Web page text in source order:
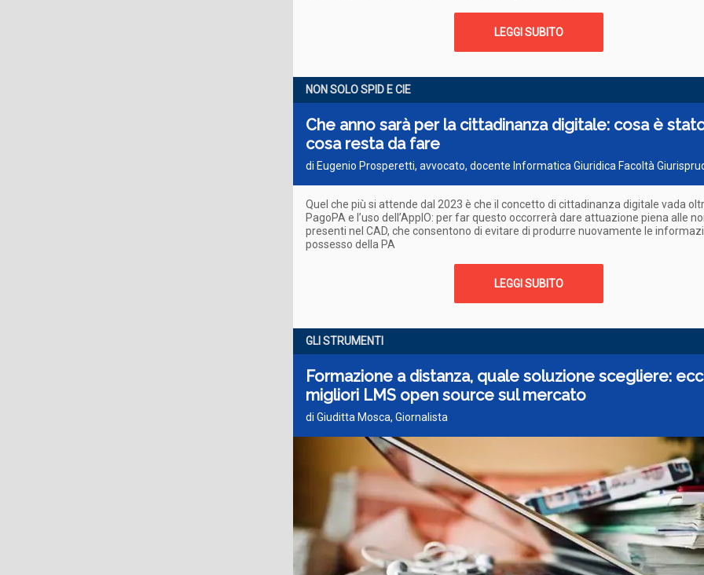
LEGGI SUBITO
NON SOLO SPID E CIE
Che anno sarà per la cittadinanza digitale: cosa è
cosa resta da fare
di Eugenio Prosperetti, avvocato, docente Informatica Giuridica Facoltà
Quel che più si attende dal 2023 è che il concetto di cittadinanza digitale vada
PagoPA e l’uso dell’AppIO: per far questo occorrerà dare attuazione piena alle
presenti nel CAD, che consentono di evitare di produrre nuovamente le
possesso della PA
LEGGI SUBITO
GLI STRUMENTI
Formazione a distanza, quale soluzione scegliere:
migliori LMS open source sul mercato
di Giuditta Mosca, Giornalista